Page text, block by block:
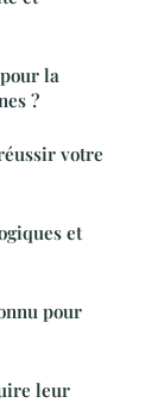
la
?
votre
et
pour
leur